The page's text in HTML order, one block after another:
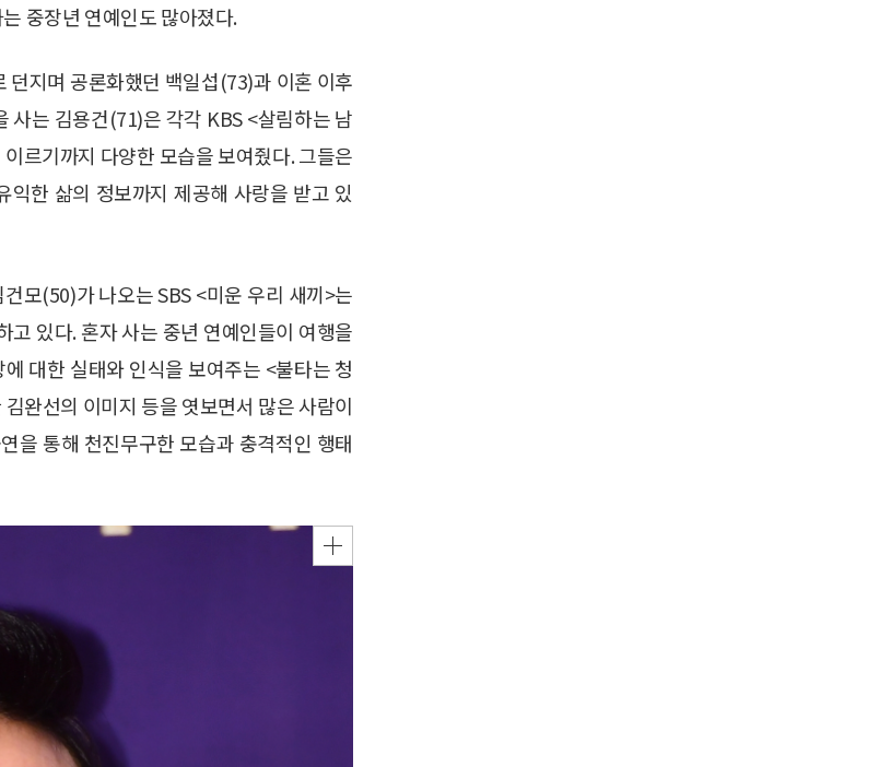
중장년 연예인도 많아졌다.
던지며 공론화했던 백일섭(73)과 이혼 이후
사는 김용건(71)은 각각 KBS <살림하는 남
르기까지 다양한 모습을 보여줬다. 그들은
한 삶의 정보까지 제공해 사랑을 받고 있
모(50)가 나오는 SBS <미운 우리 새끼>는
있다. 혼자 사는 중년 연예인들이 여행을
대한 실태와 인식을 보여주는 <불타는 청
완선의 이미지 등을 엿보면서 많은 사람이
을 통해 천진무구한 모습과 충격적인 행태